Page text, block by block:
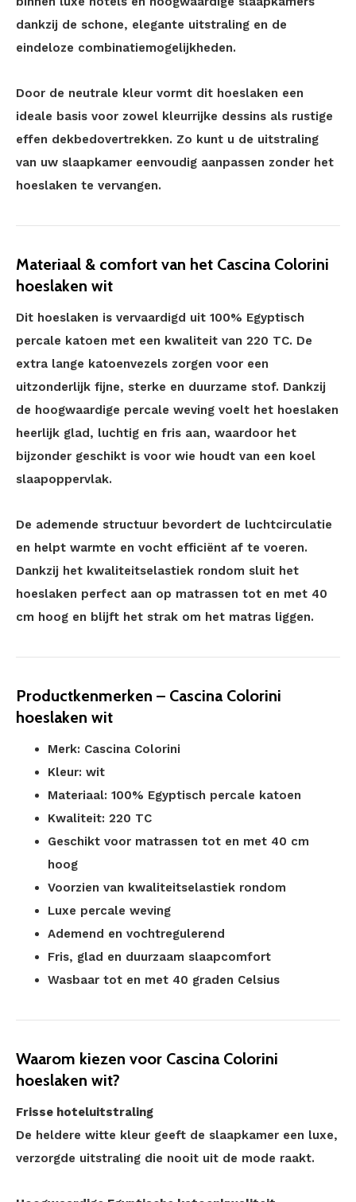
dankzij de schone, elegante uitstraling en de
eindeloze combinatiemogelijkheden.
Door de neutrale kleur vormt dit hoeslaken een
ideale basis voor zowel kleurrijke dessins als rustige
effen dekbedovertrekken. Zo kunt u de uitstraling
van uw slaapkamer eenvoudig aanpassen zonder het
hoeslaken te vervangen.
Materiaal & comfort van het Cascina Colorini
hoeslaken wit
Dit hoeslaken is vervaardigd uit 100% Egyptisch
percale katoen met een kwaliteit van 220 TC. De
extra lange katoenvezels zorgen voor een
uitzonderlijk fijne, sterke en duurzame stof. Dankzij
de hoogwaardige percale weving voelt het hoeslaken
heerlijk glad, luchtig en fris aan, waardoor het
bijzonder geschikt is voor wie houdt van een koel
slaapoppervlak.
De ademende structuur bevordert de luchtcirculatie
en helpt warmte en vocht efficiënt af te voeren.
Dankzij het kwaliteitselastiek rondom sluit het
hoeslaken perfect aan op matrassen tot en met 40
cm hoog en blijft het strak om het matras liggen.
Productkenmerken – Cascina Colorini
hoeslaken wit
Merk: Cascina Colorini
Kleur: wit
Materiaal: 100% Egyptisch percale katoen
Kwaliteit: 220 TC
Geschikt voor matrassen tot en met 40 cm
hoog
Voorzien van kwaliteitselastiek rondom
Luxe percale weving
Ademend en vochtregulerend
Fris, glad en duurzaam slaapcomfort
Wasbaar tot en met 40 graden Celsius
Waarom kiezen voor Cascina Colorini
hoeslaken wit?
Frisse hoteluitstraling
De heldere witte kleur geeft de slaapkamer een luxe,
verzorgde uitstraling die nooit uit de mode raakt.